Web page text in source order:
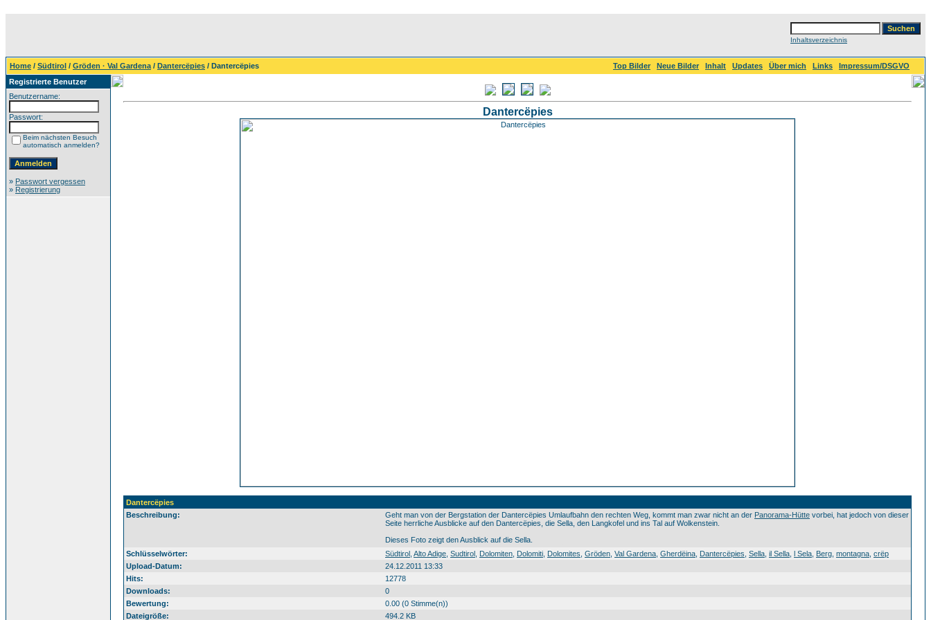
Inhaltsverzeichnis
Home / Südtirol / Gröden · Val Gardena / Dantercëpies / Dantercëpies Top Bilder Neue Bilder Inhalt Updates Über mich Links
Impressum/DSGVO
Registrierte Benutzer
Benutzername:
Passwort:
Beim nächsten Besuch
automatisch anmelden?
» Passwort vergessen
» Registrierung
Dantercëpies
Dantercëpies
Beschreibung:
Geht man von der Bergstation der Dantercëpies Umlaufbahn den rechten Weg, kommt man zwar nicht an der Panorama-Hütte vorbei, hat jedoch von dieser
Seite herrliche Ausblicke auf den Dantercëpies, die Sella, den Langkofel und ins Tal auf Wolkenstein.
Dieses Foto zeigt den Ausblick auf die Sella.
Schlüsselwörter: Südtirol Alto Adige Sudtirol Dolomiten Dolomiti Dolomites Gröden Val Gardena Gherdëina Dantercëpies Sella il Sella l Sela Berg montagna crëp
Upload-Datum:
24.12.2011 13:33
Hits:
12778
Downloads:
0
Bewertung:
0.00 (0 Stimme(n))
Dateigröße:
494.2 KB